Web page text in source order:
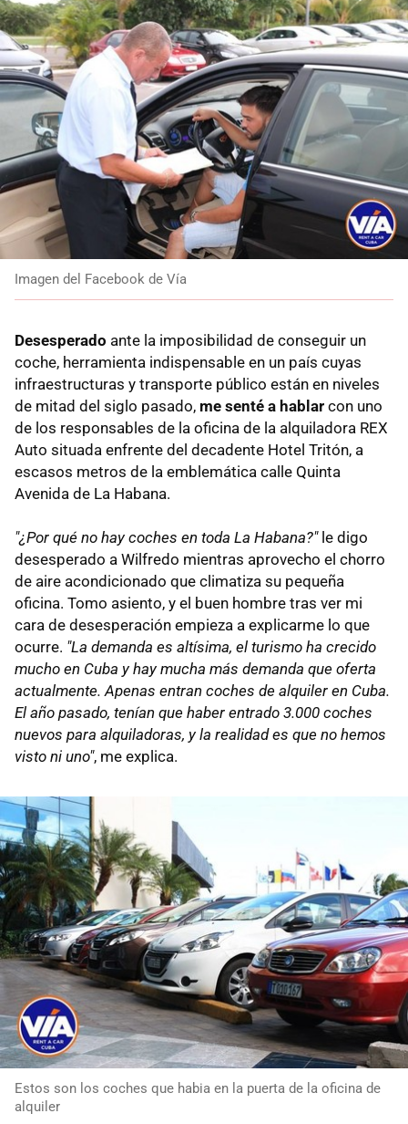
Imagen del Facebook de Vía
Desesperado ante la imposibilidad de conseguir un
coche, herramienta indispensable en un país cuyas
infraestructuras y transporte público están en niveles
de mitad del siglo pasado, me senté a hablar con uno
de los responsables de la oficina de la alquiladora REX
Auto situada enfrente del decadente Hotel Tritón, a
escasos metros de la emblemática calle Quinta
Avenida de La Habana.
"¿Por qué no hay coches en toda La Habana?"le digo
desesperado a Wilfredo mientras aprovecho el chorro
de aire acondicionado que climatiza su pequeña
oficina. Tomo asiento, y el buen hombre tras ver mi
cara de desesperación empieza a explicarme lo que
ocurre. "La demanda es altísima, el turismo ha crecido
mucho en Cuba y hay mucha más demanda que oferta
actualmente. Apenas entran coches de alquiler en Cuba.
El año pasado, tenían que haber entrado 3.000 coches
nuevos para alquiladoras, y la realidad es que no hemos
visto ni uno", me explica.
Estos son los coches que habia en la puerta de la oficina de
alquiler